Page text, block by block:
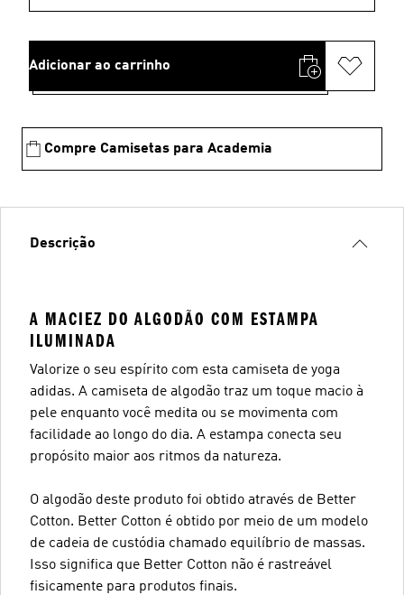
Adicionar ao carrinho
Compre Camisetas para Academia
Descrição
A MACIEZ DO ALGODÃO COM ESTAMPA
ILUMINADA
Valorize o seu espírito com esta camiseta de yoga
adidas. A camiseta de algodão traz um toque macio à
pele enquanto você medita ou se movimenta com
facilidade ao longo do dia. A estampa conecta seu
propósito maior aos ritmos da natureza.
O algodão deste produto foi obtido através de Better
Cotton. Better Cotton é obtido por meio de um modelo
de cadeia de custódia chamado equilíbrio de massas.
Isso significa que Better Cotton não é rastreável
fisicamente para produtos finais.